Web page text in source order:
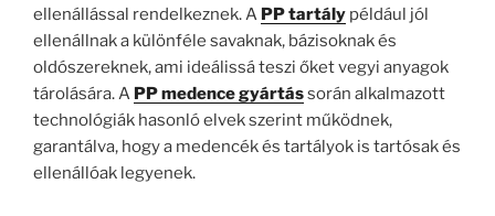
ellenállással rendelkeznek. A PP tartály például jól
ellenállnak a különféle savaknak, bázisoknak és
oldószereknek, ami ideálissá teszi őket vegyi anyagok
tárolására. A PP medence gyártássorán alkalmazott
technológiák hasonló elvek szerint működnek,
garantálva, hogy a medencék és tartályok is tartósak és
ellenállóak legyenek.